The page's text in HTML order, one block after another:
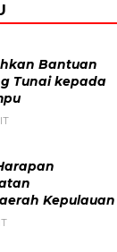
Bantuan
Tunai kepada
Kepulauan